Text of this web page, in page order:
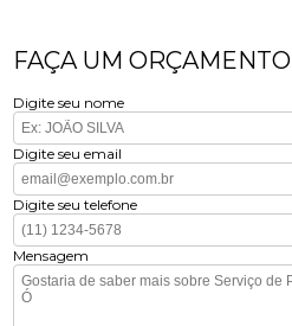
FAÇA UM ORÇAMENTO
Digite seu nome
Digite seu email
Digite seu telefone
Mensagem